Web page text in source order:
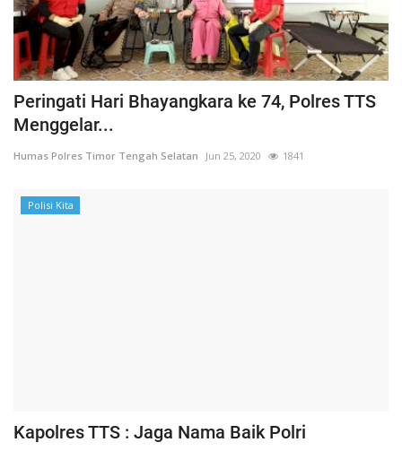
Peringati Hari Bhayangkara ke 74, Polres TTS
Menggelar...
Humas Polres Timor Tengah Selatan Jun 25, 2020 1841
Polisi Kita
Kapolres TTS : Jaga Nama Baik Polri